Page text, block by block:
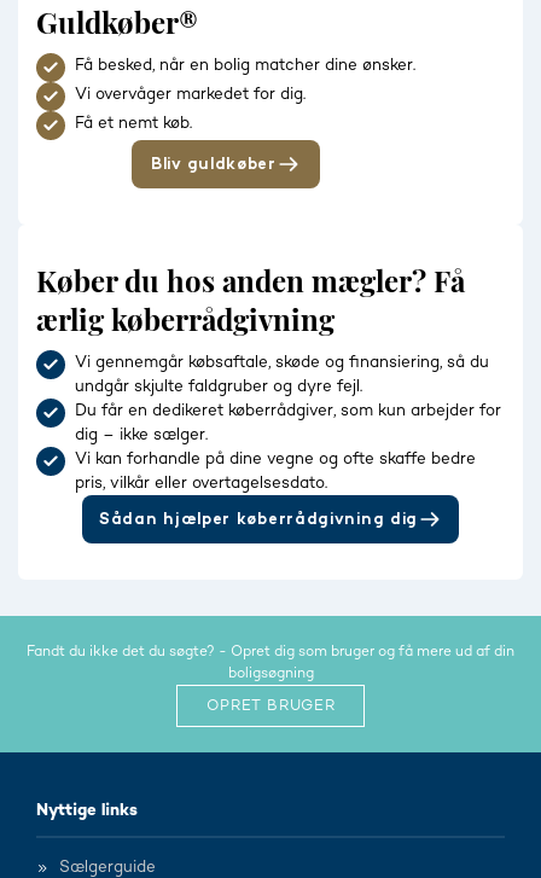
Guldkøber®
Få besked, når en bolig matcher dine ønsker.
Vi overvåger markedet for dig.
Få et nemt køb.
Bliv guldkøber
Køber du hos anden mægler? Få
ærlig køberrådgivning
Vi gennemgår købsaftale, skøde og finansiering, så du
undgår skjulte faldgruber og dyre fejl.
Du får en dedikeret køberrådgiver, som kun arbejder for
dig – ikke sælger.
Vi kan forhandle på dine vegne og ofte skaffe bedre
pris, vilkår eller overtagelsesdato.
Sådan hjælper køberrådgivning dig
Fandt du ikke det du søgte? - Opret dig som bruger og få mere ud af din
boligsøgning
OPRET BRUGER
Nyttige links
Sælgerguide